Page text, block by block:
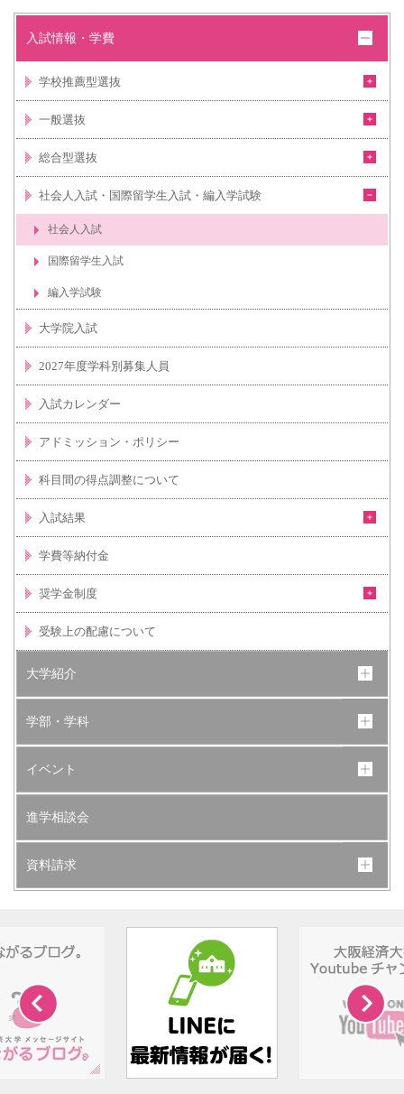
入試情報・学費
学校推薦型選抜
一般選抜
総合型選抜
社会人入試・国際留学生入試・編入学試験
社会人入試
国際留学生入試
編入学試験
大学院入試
2027年度学科別募集人員
入試カレンダー
アドミッション・ポリシー
科目間の得点調整について
入試結果
学費等納付金
奨学金制度
受験上の配慮について
大学紹介
学部・学科
イベント
進学相談会
資料請求